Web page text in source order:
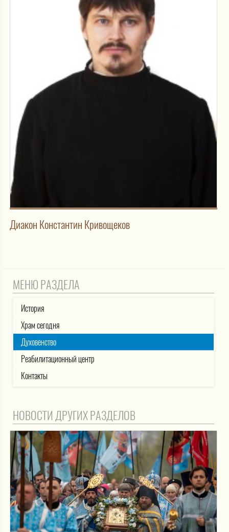
Диакон Константин Кривощеков
МЕНЮ РАЗДЕЛА
История
Храм сегодня
Духовенство
Реабилитационный центр
Контакты
НОВОСТИ ДРУГИХ РАЗДЕЛОВ